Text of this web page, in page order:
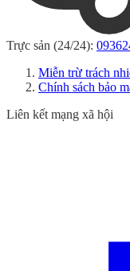
Trực sản (24/24):
Miễn trừ trách
Chính sách bảo
Liên kết mạng xã hội